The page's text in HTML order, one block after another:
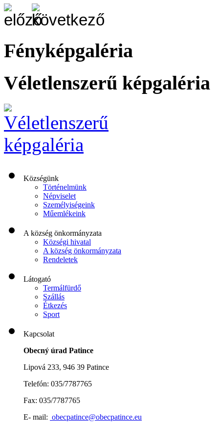
Fényképgaléria
Véletlenszerű képgaléria
Községünk
Történelmünk
Népviselet
Személyiségeink
Műemlékeink
A község önkormányzata
Községi hivatal
A község önkormányzata
Rendeletek
Látogató
Termálfürdő
Szállás
Étkezés
Sport
Kapcsolat
Obecný úrad Patince
Lipová 233, 946 39 Patince
Telefón: 035/7787765
Fax: 035/7787765
E- mail: obecpatince@obecpatince.eu